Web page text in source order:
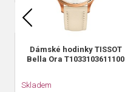
Dámské hodinky TISSOT
Bella Ora T1033103611100
Skladem